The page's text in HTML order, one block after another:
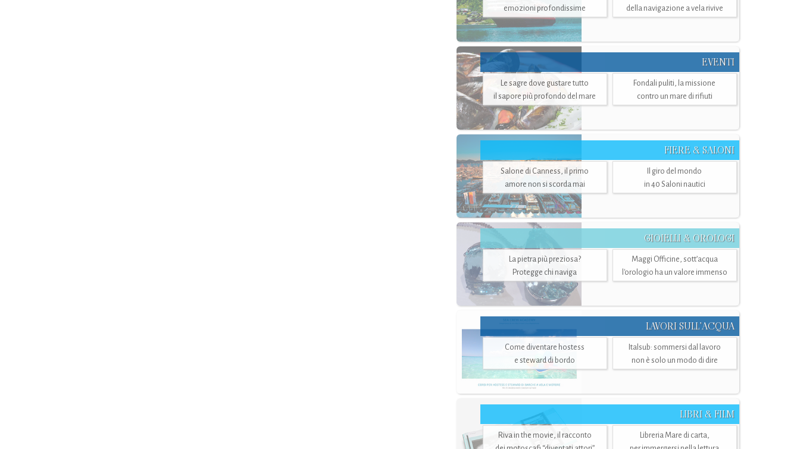
emozioni profondissime
della navigazione a vela rivive
EVENTI
Le sagre dove gustare tutto
il sapore più profondo del mare
Fondali puliti, la missione
contro un mare di rifiuti
FIERE & SALONI
Salone di Canness, il primo
amore non si scorda mai
Il giro del mondo
in 40 Saloni nautici
GIOIELLI & OROLOGI
La pietra più preziosa?
Protegge chi naviga
Maggi Officine, sott’acqua
l'orologio ha un valore immenso
LAVORI SULL’ACQUA
Come diventare hostess
e steward di bordo
Italsub: sommersi dal lavoro
non è solo un modo di dire
LIBRI & FILM
Riva in the movie, il racconto
Libreria Mare di carta,